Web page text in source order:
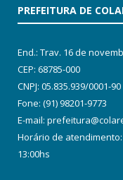
PREFEITURA DE
End.: Trav. 16 de
CEP: 68785-000
CNPJ: 05.835.939/0001-90
Fone: (91) 98201-9773
E-mail:
Horário de
13:00hs